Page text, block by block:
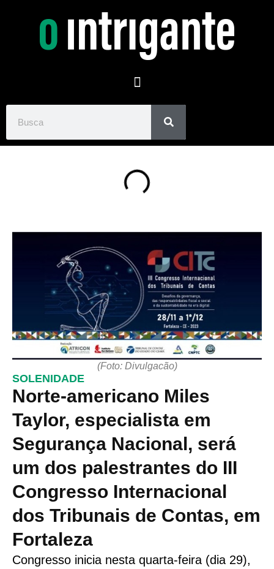
(Foto: Divulgacão)
SOLENIDADE
Norte-americano Miles
Taylor, especialista em
Segurança Nacional, será
um dos palestrantes do III
Congresso Internacional
dos Tribunais de Contas, em
Fortaleza
Congresso inicia nesta quarta-feira (dia 29),